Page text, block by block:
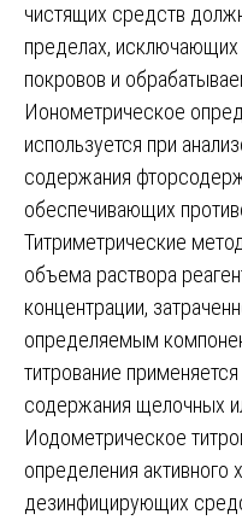
чистящих средств
пределах,
покровов и
Ионометрическое
используется при
содержания
обеспечивающих
Титриметрические
объема раствора
концентрации,
определяемым
титрование
содержания щелочных
Иодометрическое
определения активного
дезинфицирующих